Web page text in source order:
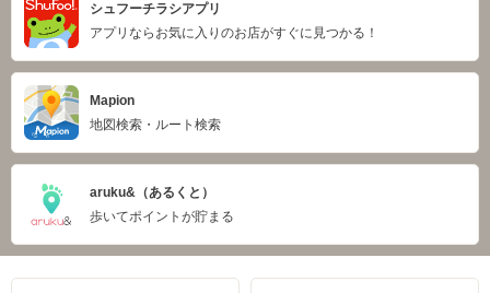
シュフーチラシアプリ
アプリならお気に入りのお店がすぐに見つかる！
Mapion
地図検索・ルート検索
aruku&（あるくと）
歩いてポイントが貯まる